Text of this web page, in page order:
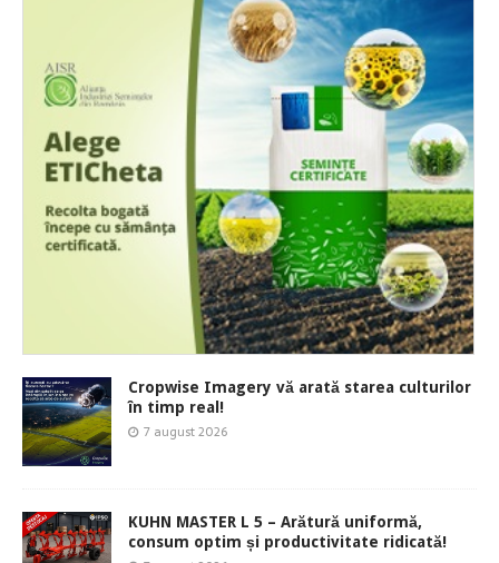
Cropwise Imagery vă arată starea culturilor
în timp real!
7 august 2026
KUHN MASTER L 5 – Arătură uniformă,
consum optim și productivitate ridicată!